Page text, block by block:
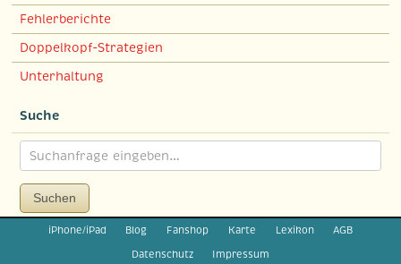
Fehlerberichte
Doppelkopf-Strategien
Unterhaltung
Suche
Suchen
iPhone/iPad Blog Fanshop Karte Lexikon
AGB
Datenschutz
Impressum